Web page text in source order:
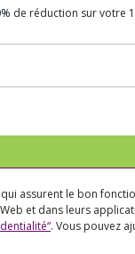
de réduction sur votre
le bon
et dans leurs
. Vous pouvez